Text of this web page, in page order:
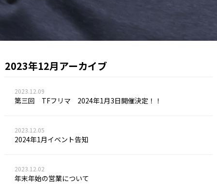
2023年12月アーカイブ
2023.12.09
第三回 TFフリマ 2024年1月3日開催決定！！
2023.12.05
2024年1月イベント告知
2023.12.02
年末年始の営業について